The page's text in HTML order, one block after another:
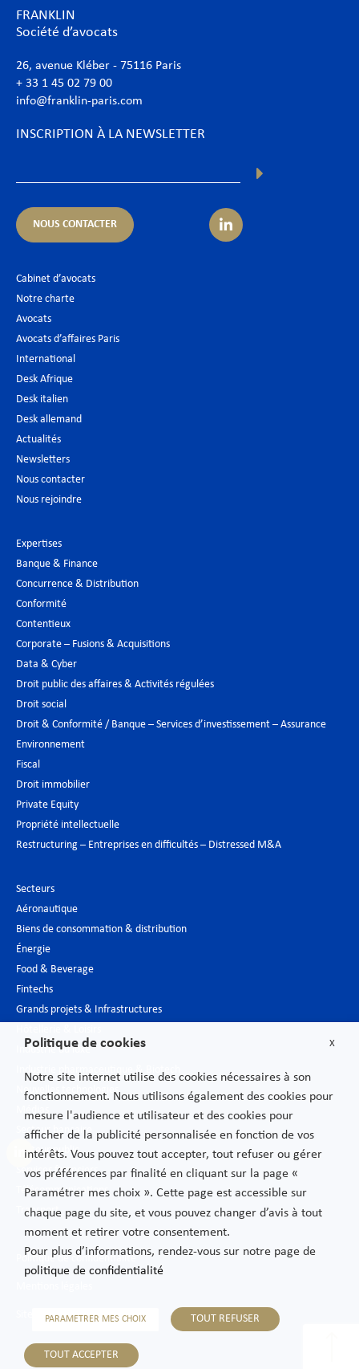
FRANKLIN
Société d’avocats
26, avenue Kléber - 75116 Paris
+ 33 1 45 02 79 00
info@franklin-paris.com
INSCRIPTION À LA NEWSLETTER
NOUS CONTACTER
Cabinet d’avocats
Notre charte
Avocats
Avocats d’affaires Paris
International
Desk Afrique
Desk italien
Desk allemand
Actualités
Newsletters
Nous contacter
Nous rejoindre
Expertises
Banque & Finance
Concurrence & Distribution
Conformité
Contentieux
Corporate – Fusions & Acquisitions
Data & Cyber
Droit public des affaires & Activités régulées
Droit social
Droit & Conformité / Banque – Services d’investissement – Assurance
Environnement
Fiscal
Droit immobilier
Private Equity
Propriété intellectuelle
Restructuring – Entreprises en difficultés – Distressed M&A
Secteurs
Aéronautique
Biens de consommation & distribution
Énergie
Food & Beverage
Fintechs
Grands projets & Infrastructures
Industrie du luxe
Industrie pharmaceutique & Biotech
Nouvelles technologies
Secteur bancaire
Secteur public
Services financiers
Télécommunications
Transport
Politique de confidentialité
Sitemap
X
Politique de cookies
Notre site internet utilise des cookies nécessaires à son
fonctionnement. Nous utilisons également des cookies pour
mesure l'audience et utilisateur et des cookies pour
afficher de la publicité personnalisée en fonction de vos
intérêts. Vous pouvez tout accepter, tout refuser ou gérer
vos préférences par finalité en cliquant sur la page «
Paramétrer mes choix ». Cette page est accessible sur
chaque page du site, et vous pouvez changer d’avis à tout
moment et retirer votre consentement.
Pour plus d’informations, rendez-vous sur notre page de
politique de confidentialité
PARAMETRER MES CHOIX TOUT REFUSER
TOUT ACCEPTER